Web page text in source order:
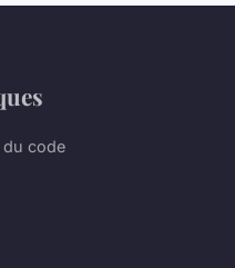
du code